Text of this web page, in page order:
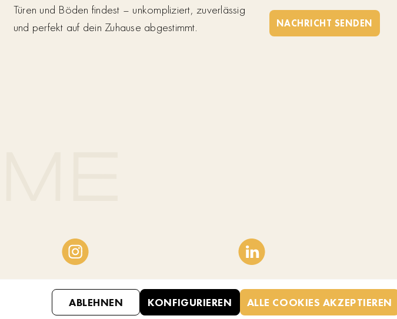
Türen und Böden findest – unkompliziert, zuverlässig
und perfekt auf dein Zuhause abgestimmt.
NACHRICHT SENDEN
ABLEHNEN KONFIGURIEREN ALLE COOKIES AKZEPTIEREN